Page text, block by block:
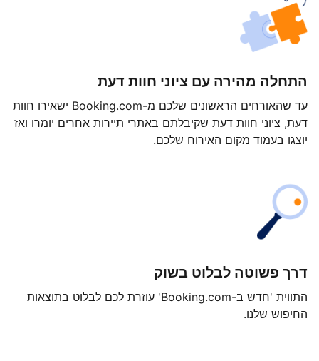
התחלה מהירה עם ציוני חוות דעת
עד שהאורחים הראשונים שלכם מ-Booking.com ישאירו חוות
דעת, ציוני חוות דעת שקיבלתם באתרי תיירות אחרים יומרו ואז
יוצגו בעמוד מקום האירוח שלכם.
דרך פשוטה לבלוט בשוק
התווית 'חדש ב-Booking.com' עוזרת לכם לבלוט בתוצאות
החיפוש שלנו.